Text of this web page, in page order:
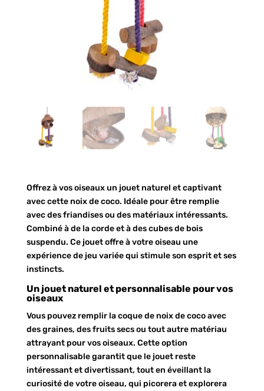
Offrez à vos oiseaux un jouet naturel et captivant
avec cette noix de coco. Idéale pour être remplie
avec des friandises ou des matériaux intéressants.
Combiné à de la corde et à des cubes de bois
suspendu. Ce jouet offre à votre oiseau une
expérience de jeu variée qui stimule son esprit et ses
instincts.
Un jouet naturel et personnalisable pour vos
oiseaux
Vous pouvez remplir la coque de noix de coco avec
des graines, des fruits secs ou tout autre matériau
attrayant pour vos oiseaux. Cette option
personnalisable garantit que le jouet reste
intéressant et divertissant, tout en éveillant la
curiosité de votre oiseau, qui picorera et explorera